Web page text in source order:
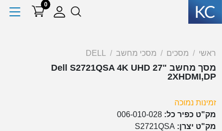
0
ראשי מסכים מסכי מחשב DELL
מסך מחשב Dell S2721QSA 4K UHD 27"
2XHDMI,DP
זמינות נמוכה
מק"ט כפיר כל: 006-010-028
מק"ט יצרן: S2721QSA